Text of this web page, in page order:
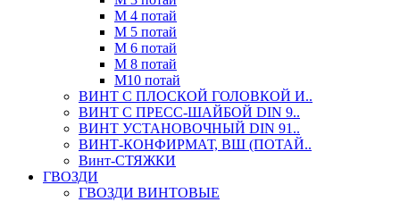
М 4 потай
М 5 потай
М 6 потай
М 8 потай
М10 потай
ВИНТ С ПЛОСКОЙ ГОЛОВКОЙ И..
ВИНТ С ПРЕСС-ШАЙБОЙ DIN 9..
ВИНТ УСТАНОВОЧНЫЙ DIN 91..
ВИНТ-КОНФИРМАТ, ВШ (ПОТАЙ..
Винт-СТЯЖКИ
ГВОЗДИ
ГВОЗДИ ВИНТОВЫЕ